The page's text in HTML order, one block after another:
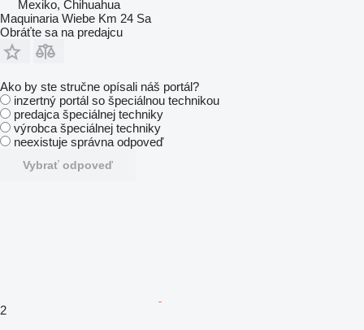
Mexiko, Chihuahua
Maquinaria Wiebe Km 24 Sa
Obráťte sa na predajcu
Ako by ste stručne opísali náš portál?
inzertný portál so špeciálnou technikou
predajca špeciálnej techniky
výrobca špeciálnej techniky
neexistuje správna odpoveď
Vybrať odpoveď
2